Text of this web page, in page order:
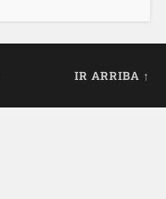
IR ARRIBA ↑